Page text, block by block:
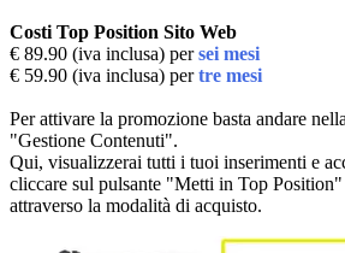
Costi Top Position Sito Web
€ 89.90 (iva inclusa) persei mesi
€ 59.90 (iva inclusa) pertre mesi
Per attivare la promozione basta andare
"Gestione Contenuti".
Qui, visualizzerai tutti i tuoi inserimenti e
cliccare sul pulsante "Metti in Top
attraverso la modalità di acquisto.